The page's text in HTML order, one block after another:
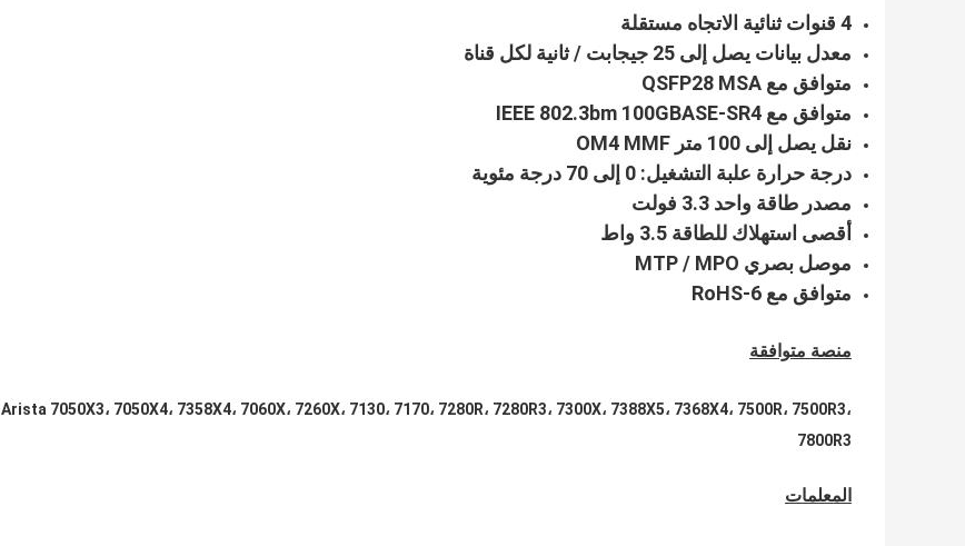
4 قنوات ثنائية الاتجاه مستقلة
معدل بيانات يصل إلى 25 جيجابت / ثانية لكل قناة
متوافق مع QSFP28 MSA
متوافق مع IEEE 802.3bm 100GBASE-SR4
نقل يصل إلى 100 متر OM4 MMF
درجة حرارة علبة التشغيل: 0 إلى 70 درجة مئوية
مصدر طاقة واحد 3.3 فولت
أقصى استهلاك للطاقة 3.5 واط
موصل بصري MTP / MPO
متوافق مع RoHS-6
منصة متوافقة
Arista 7050X3، 7050X4، 7358X4، 7060X، 7260X، 7130، 7170، 7280R، 7280R3، 7300X، 7388X5، 7368X4، 7500R، 7500R3،
7800R3
المعلمات